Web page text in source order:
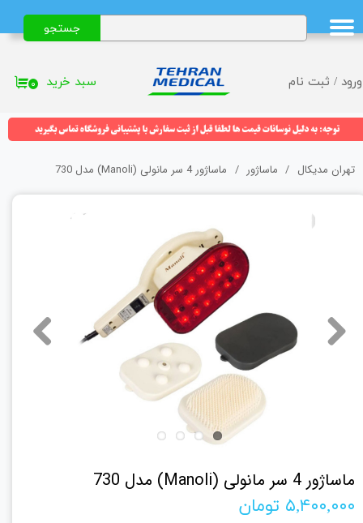
ورود / ثبت نام
حساب کاربری من
تغییر گذر واژه
خروج از حساب کاربری
جستجو
۰ سبد خرید
تهران مدیکال ماساژور ماساژور 4 سر مانولی (Manoli) مدل 730
ماساژور 4 سر مانولی (Manoli) مدل 730
۵,۴۰۰,۰۰۰ تومان